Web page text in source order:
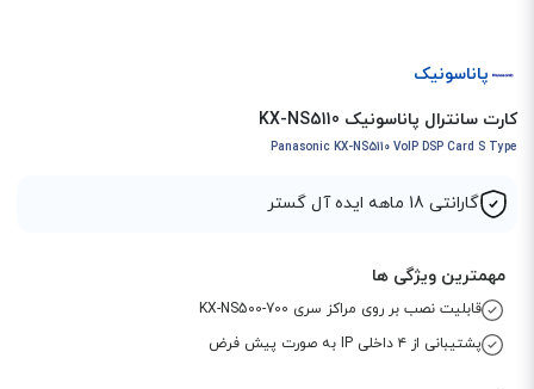
پاناسونیک
کارت سانترال پاناسونیک KX-NS5110
Panasonic KX-NS5110 VoIP DSP Card S Type
گارانتی 18 ماهه ایده آل گستر
مهمترین ویژگی ها
قابلیت نصب بر روی مراکز سری KX-NS500-700
پشتیبانی از ۴ داخلی IP به صورت پیش فرض